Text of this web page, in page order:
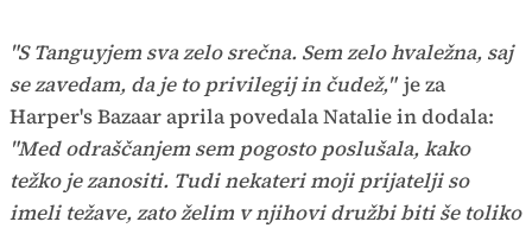
"S Tanguyjem sva zelo srečna. Sem zelo hvaležna, saj
se zavedam, da je to privilegij in čudež," je za
Harper's Bazaar aprila povedala Natalie in dodala:
"Med odraščanjem sem pogosto poslušala, kako
težko je zanositi. Tudi nekateri moji prijatelji so
imeli težave, zato želim v njihovi družbi biti še toliko